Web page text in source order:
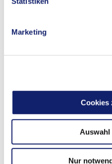
Marketing
Cookies
Auswahl
Nur